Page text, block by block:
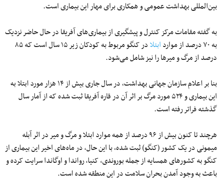
بین‌المللی بهداشت عمومی و همکاری برای مهار این بیماری است.
به گفته مقامات مرکز کنترل و پیشگیری از بیماری‌های آفریقا در حال حاضر نزدیک
به ۷۰ درصد از موارد
ابتلا
در کنگو مربوط به کودکان زیر ۱۵ سال است که ۸۵
درصد از مرگ و میرها را نیز شامل می‌شود.
بنا بر اعلام سازمان جهانی بهداشت، در سال جاری بیش از ۱۴ هزار مورد ابتلا به
این بیماری و ۵۲۴ مورد مرگ بر اثر آن در قاره آفریقا ثبت شده که از آمار سال
گذشته فراتر رفته است.
هرچند تا کنون بیش از ۹۶ درصد از همه موارد ابتلا و مرگ و میر در اثر آبله
میمونی در یک کشور (کنگو) ثبت شده، با این حال، در ماه‌های اخیر این بیماری از
کنگو به کشورهای همسایه از جمله بوروندی، کنیا، رواندا و اوگاندا سرایت کرده و
باعث به وجود آمدن بحران سلامت در این منطقه شده است.